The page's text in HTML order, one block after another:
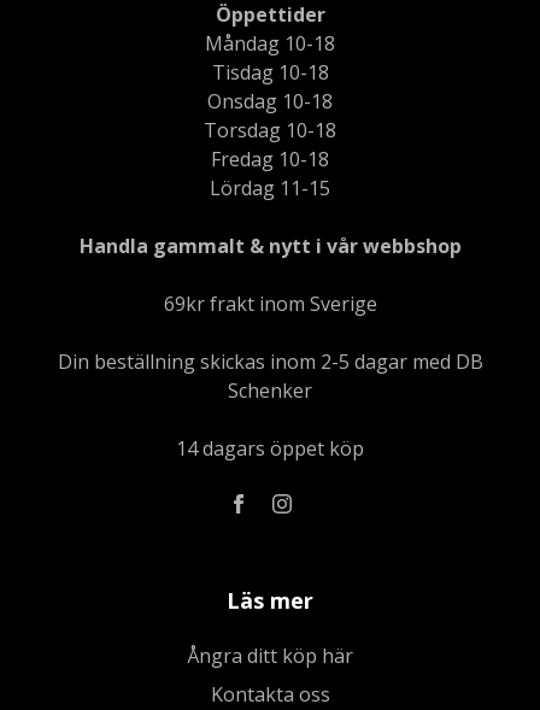
Öppettider
Måndag 10-18
Tisdag 10-18
Onsdag 10-18
Torsdag 10-18
Fredag 10-18
Lördag 11-15
Handla gammalt & nytt i vår webbshop
69kr frakt inom Sverige
Din beställning skickas inom 2-5 dagar med DB
Schenker
14 dagars öppet köp
Läs mer
Ångra ditt köp här
Kontakta oss